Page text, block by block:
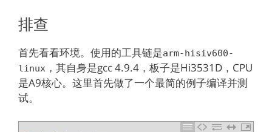
排查
首先看看环境。使用的工具链是arm-hisiv600-
linux ，其自身是gcc 4.9.4，板子是Hi3531D，CPU
是A9核心。这里首先做了一个最简的例子编译并测
试。